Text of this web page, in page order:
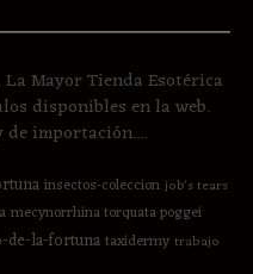
Mayor Tienda Esotérica
disponibles en la web.
importación....
insectos-coleccion job's tears
mecynorrhina torquata poggei
de-la-fortunataxidermy trabajo